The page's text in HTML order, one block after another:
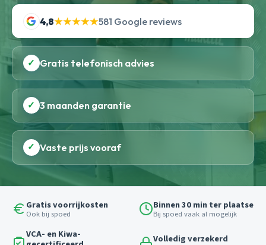
4,8★★★★★581 Google reviews
✓ Gratis telefonisch advies
✓ 3 maanden garantie
✓ Vaste prijs vooraf
Gratis voorrijkosten
Ook bij spoed
Binnen 30 min ter plaatse
Bij spoed vaak al mogelijk
VCA- en Kiwa-
Volledig verzekerd